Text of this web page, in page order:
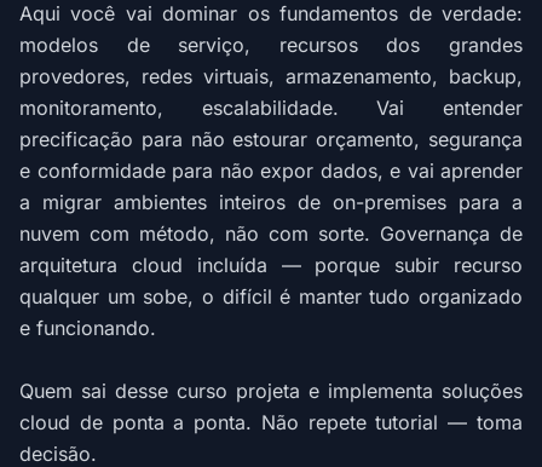
Aqui você vai dominar os fundamentos de verdade:
modelos de serviço, recursos dos grandes
provedores, redes virtuais, armazenamento, backup,
monitoramento, escalabilidade. Vai entender
precificação para não estourar orçamento, segurança
e conformidade para não expor dados, e vai aprender
a migrar ambientes inteiros de on-premises para a
nuvem com método, não com sorte. Governança de
arquitetura cloud incluída — porque subir recurso
qualquer um sobe, o difícil é manter tudo organizado
e funcionando.
Quem sai desse curso projeta e implementa soluções
cloud de ponta a ponta. Não repete tutorial — toma
decisão.